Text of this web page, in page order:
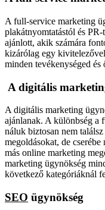
A full-service marketing
plakátnyomtatástól és
ajánlott, akik számára
kizárólag egy
minden tevékenységed és
A digitális
A digitális marketing
ajánlanak. A különbség a
náluk biztosan nem
megoldásokat, de
más online marketing
marketing ügynökség
következő kategóriáknál
SEO ügynökség